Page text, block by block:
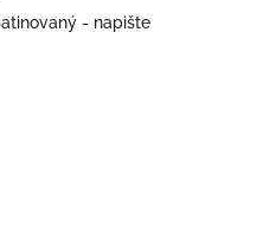
- napište